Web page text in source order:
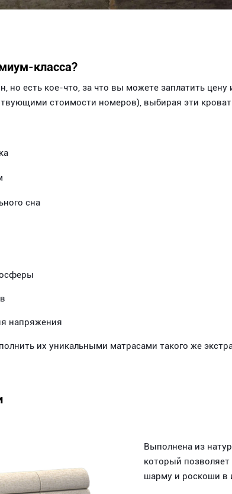
класса?
но есть кое-что, за что вы можете заплатить
стоимости номеров), выбирая эти
сна
напряжения
их уникальными матрасами такого же
Выполнена из
который позволяет
шарму и роскоши в